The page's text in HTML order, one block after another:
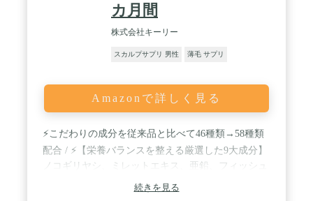
カ月間
株式会社キーリー
スカルプサプリ 男性 薄毛 サプリ
Amazonで詳しく見る
⚡こだわりの成分を従来品と比べて46種類→58種類
配合 / ⚡【栄養バランスを整える厳選した9大成分】
ノコギリヤシ、ミレットエキス、亜鉛、フィッシュ
ス、ビチオン、ビタミンB1、ビタミンE / ⚡【必須ア
続きを見る